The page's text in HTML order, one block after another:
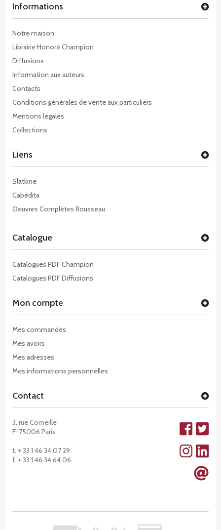
Informations
Notre maison
Librairie Honoré Champion
Diffusions
Information aux auteurs
Contacts
Conditions générales de vente aux particuliers
Mentions légales
Collections
Liens
Slatkine
Cabédita
Oeuvres Complètes Rousseau
Catalogue
Catalogues PDF Champion
Catalogues PDF Diffusions
Mon compte
Mes commandes
Mes avoirs
Mes adresses
Mes informations personnelles
Contact
3, rue Corneille
F-75006 Paris
t. + 33 1 46 34 07 29
f. + 33 1 46 34 64 06